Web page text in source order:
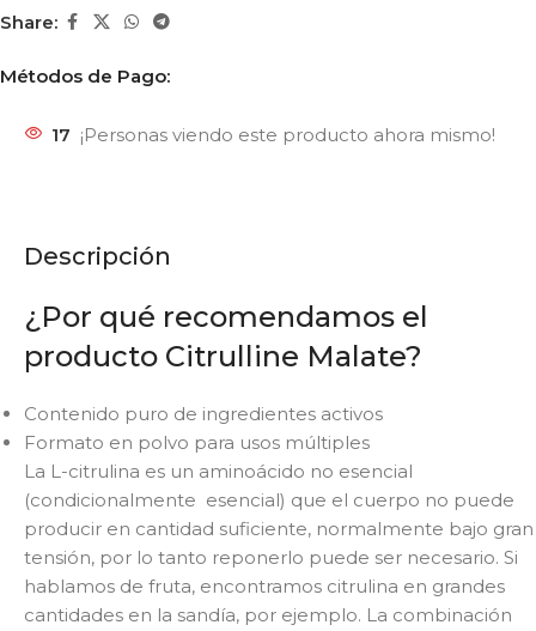
Share:
Métodos de Pago:
17 ¡Personas viendo este producto ahora mismo!
Descripción
¿Por qué recomendamos el
producto Citrulline Malate?
Contenido puro de ingredientes activos
Formato en polvo para usos múltiples
La L-citrulina es un aminoácido no esencial
(condicionalmente esencial) que el cuerpo no puede
producir en cantidad suficiente, normalmente bajo gran
tensión, por lo tanto reponerlo puede ser necesario. Si
hablamos de fruta, encontramos citrulina en grandes
cantidades en la sandía, por ejemplo. La combinación